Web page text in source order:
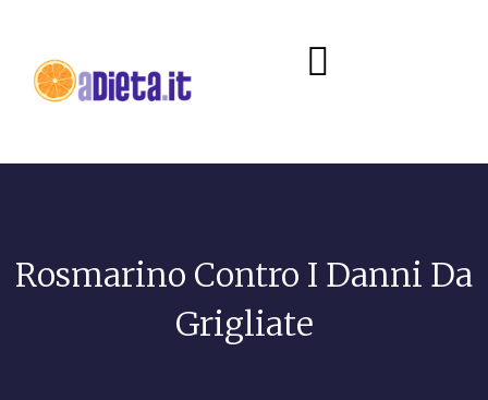
Rosmarino Contro I Danni Da
Grigliate